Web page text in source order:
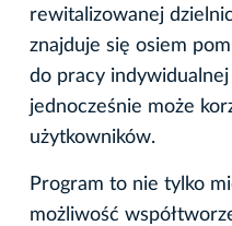
rewitalizowanej
znajduje się osiem
do pracy
jednocześnie może
użytkowników.
Program to nie tylko
możliwość